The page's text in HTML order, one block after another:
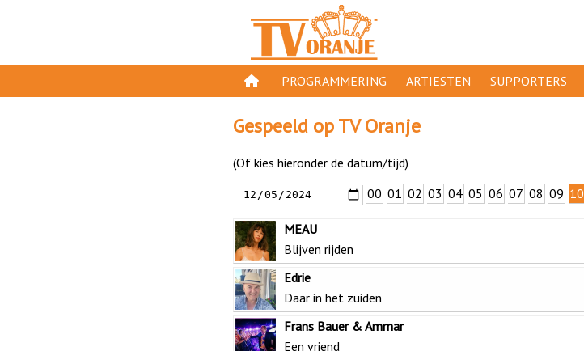
PROGRAMMERING
11 VAN ORANJE
ARTIESTEN SUPPORTERS
Gespeeld op TV Oranje
(Of kies hieronder de datum/tijd)
00 01 02 03 04 05 06 07 08 09 10
MEAU
Blijven rijden
Edrie
Daar in het zuiden
Frans Bauer & Ammar
Een vriend